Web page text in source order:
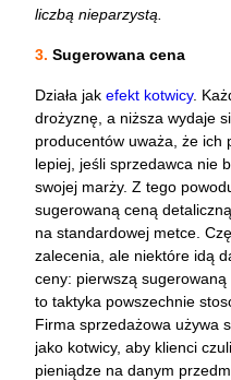
liczbą nieparzystą.
3. Sugerowana cena
Działa jak efekt kotwicy.
drożyznę, a niższa wydaje
producentów uważa, że ich
lepiej, jeśli sprzedawca nie
swojej marży. Z tego
sugerowaną ceną
na standardowej metce.
zalecenia, ale niektóre idą
ceny: pierwszą
to taktyka powszechnie
Firma sprzedażowa używa
jako kotwicy, aby klienci
pieniądze na danym